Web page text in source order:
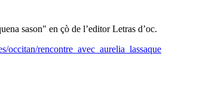
sason" en çò de l’editor Letras d’oc.
rencontre_avec_aurelia_lassaque